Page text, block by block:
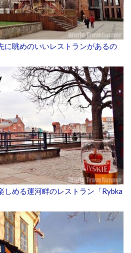
に眺めのいいレストランがあるの
しめる運河畔のレストラン「Rybka